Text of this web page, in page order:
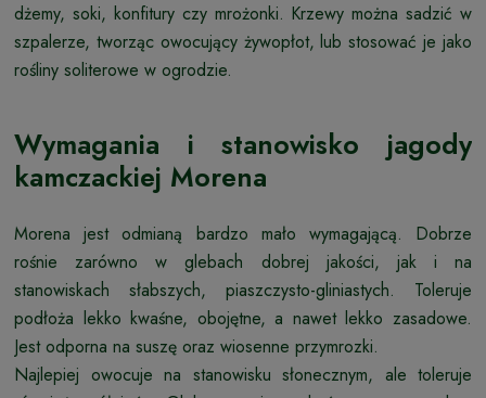
dżemy, soki, konfitury czy mrożonki. Krzewy można sadzić w
szpalerze, tworząc owocujący żywopłot, lub stosować je jako
rośliny soliterowe w ogrodzie.
Wymagania i stanowisko jagody
kamczackiej Morena
Morena jest odmianą bardzo mało wymagającą. Dobrze
rośnie zarówno w glebach dobrej jakości, jak i na
stanowiskach słabszych, piaszczysto-gliniastych. Toleruje
podłoża lekko kwaśne, obojętne, a nawet lekko zasadowe.
Jest odporna na suszę oraz wiosenne przymrozki.
Najlepiej owocuje na stanowisku słonecznym, ale toleruje